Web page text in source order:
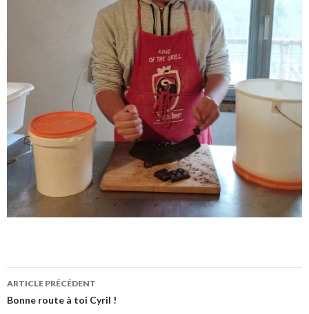
Navigation
des
ARTICLE PRÉCÉDENT
Bonne route à toi Cyril !